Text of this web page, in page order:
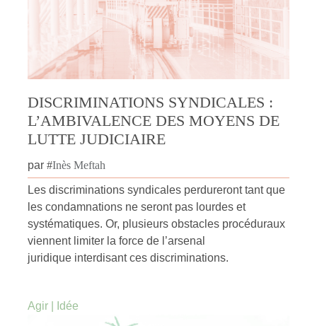
DISCRIMINATIONS SYNDICALES :
L’AMBIVALENCE DES MOYENS DE
LUTTE JUDICIAIRE
par #Inès Meftah
Les discriminations syndicales perdureront tant que
les condamnations ne seront pas lourdes et
systématiques. Or, plusieurs obstacles procéduraux
viennent limiter la force de l’arsenal
juridique interdisant ces discriminations.
Agir Idée